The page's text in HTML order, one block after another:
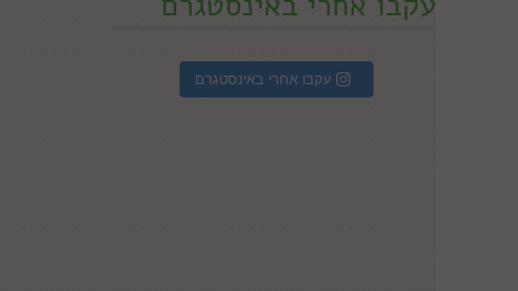
עקבו אחרי באינסטגרם